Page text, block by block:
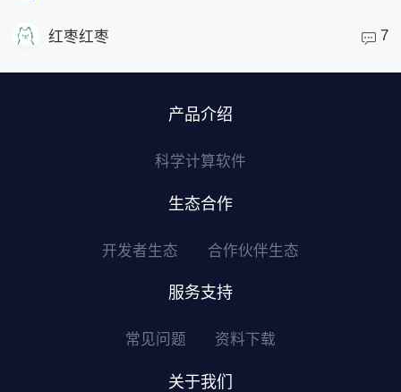
红枣红枣 7
产品介绍
科学计算软件
生态合作
开发者生态 合作伙伴生态
服务支持
常见问题 资料下载
关于我们